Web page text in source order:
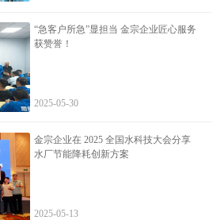
“急客户所急”显担当 金宗企业匠心服务
获赞誉！
2025-05-30
金宗企业在 2025 全国水科技大会分享
水厂节能降耗创新方案
2025-05-13